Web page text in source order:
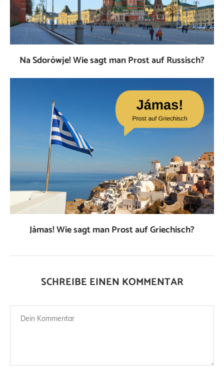
Na Sdorówje! Wie sagt man Prost auf Russisch?
Jámas! Wie sagt man Prost auf Griechisch?
SCHREIBE EINEN KOMMENTAR